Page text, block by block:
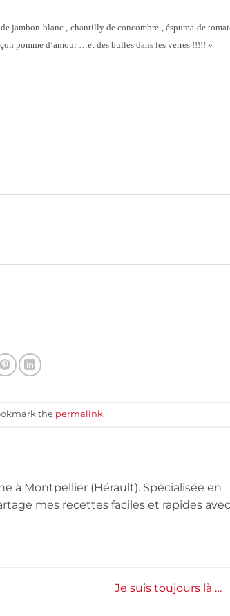
jambon blanc , chantilly de concombre , éspuma de
pomme d’amour …et des bulles dans les verres !!!!! »
the permalink.
à Montpellier (Hérault). Spécialisée en
mes recettes faciles et rapides avec
Je suis toujours là …